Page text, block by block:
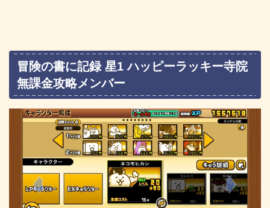
冒険の書に記録 星1 ハッピーラッキー寺院
無課金攻略メンバー